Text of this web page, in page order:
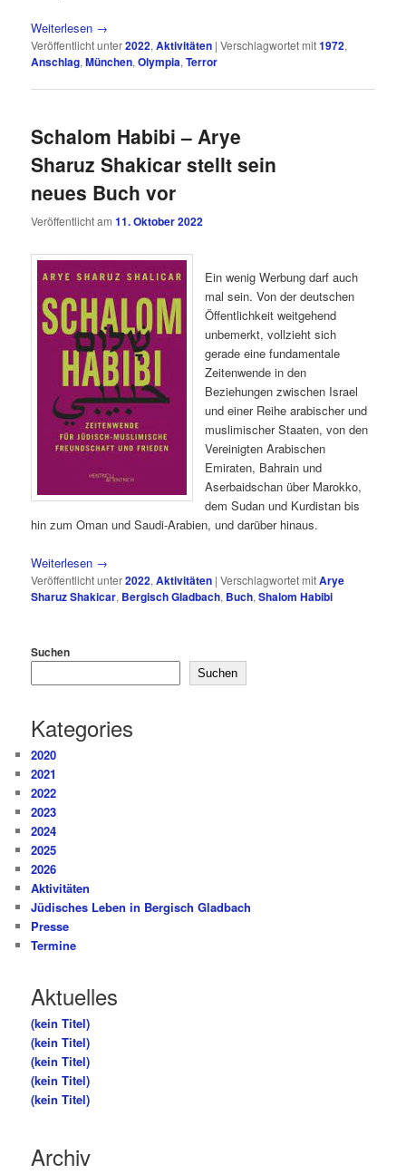
Weiterlesen →
Veröffentlicht unter2022,Aktivitäten |Verschlagwortet mit1972,
Anschlag,München,Olympia,Terror
Schalom Habibi – Arye
Sharuz Shakicar stellt sein
neues Buch vor
Veröffentlicht am11. Oktober 2022
Ein wenig Werbung darf auch
mal sein. Von der deutschen
Öffentlichkeit weitgehend
unbemerkt, vollzieht sich
gerade eine fundamentale
Zeitenwende in den
Beziehungen zwischen Israel
und einer Reihe arabischer und
muslimischer Staaten, von den
Vereinigten Arabischen
Emiraten, Bahrain und
Aserbaidschan über Marokko,
dem Sudan und Kurdistan bis
hin zum Oman und Saudi-Arabien, und darüber hinaus.
Weiterlesen →
Veröffentlicht unter2022,Aktivitäten |Verschlagwortet mitArye
Sharuz Shakicar, Bergisch Gladbach, Buch,Shalom Habibi
Suchen
Suchen
Kategories
2020
2021
2022
2023
2024
2025
2026
Aktivitäten
Jüdisches Leben in Bergisch Gladbach
Presse
Termine
Aktuelles
(kein Titel)
(kein Titel)
(kein Titel)
(kein Titel)
(kein Titel)
Archiv